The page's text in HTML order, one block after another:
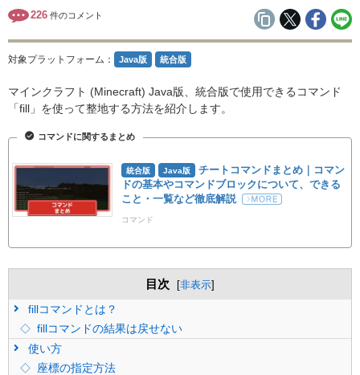
226 件のコメント
対象プラットフォーム： Java版 統合版
マインクラフト (Minecraft) Java版、統合版で使用できるコマンド
「fill」を使って整地する方法を紹介します。
コマンドに関するまとめ
統合版 Java版
チートコマンドまとめ｜コマン
ドの基本やコマンドブロックについて、できる
こと・一覧など徹底解説
コマンド
目次 [非表示]
fillコマンドとは？
fillコマンドの結果は戻せない
使い方
座標の指定方法